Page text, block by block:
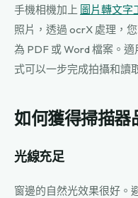
手機相機加上 圖片轉文字
照片，透過 ocrX 處理，
為 PDF 或 Word 檔案。適
式可以一步完成拍攝和讀
如何獲得掃描器
光線充足
窗邊的自然光效果很好。